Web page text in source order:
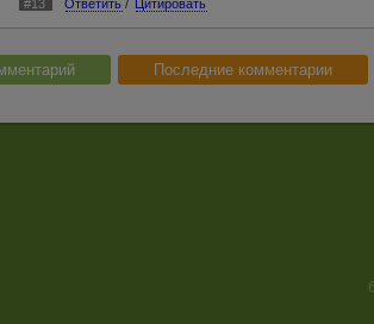
#13 Ответить / Цитировать
Последние комментарии